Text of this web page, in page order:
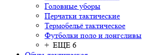
Головные уборы
Перчатки тактические
Термобельё тактическое
Футболки поло и лонгсливы
+ ЕЩЕ 6